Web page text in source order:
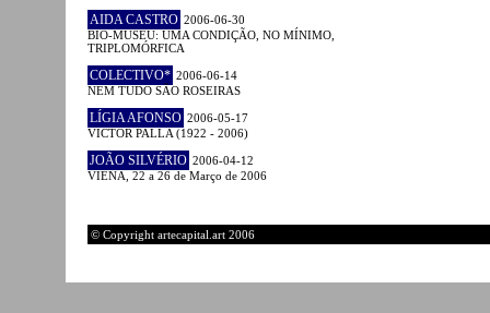
AIDA CASTRO 2006-06-30
BIO-MUSEU: UMA CONDIÇÃO, NO MÍNIMO,
TRIPLOMÓRFICA
COLECTIVO* 2006-06-14
NEM TUDO SÃO ROSEIRAS
LÍGIA AFONSO 2006-05-17
VICTOR PALLA (1922 - 2006)
JOÃO SILVÉRIO 2006-04-12
VIENA, 22 a 26 de Março de 2006
© Copyright artecapital.art 2006